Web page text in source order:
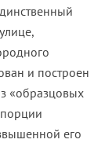
и построен
«образцовых
его